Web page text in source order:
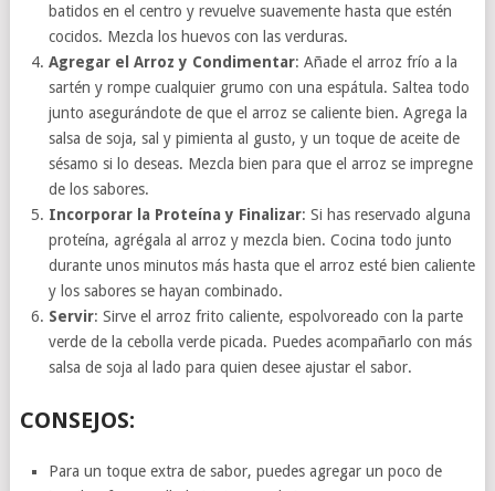
batidos en el centro y revuelve suavemente hasta que estén
cocidos. Mezcla los huevos con las verduras.
Agregar el Arroz y Condimentar: Añade el arroz frío a la
sartén y rompe cualquier grumo con una espátula. Saltea todo
junto asegurándote de que el arroz se caliente bien. Agrega la
salsa de soja, sal y pimienta al gusto, y un toque de aceite de
sésamo si lo deseas. Mezcla bien para que el arroz se impregne
de los sabores.
Incorporar la Proteína y Finalizar: Si has reservado alguna
proteína, agrégala al arroz y mezcla bien. Cocina todo junto
durante unos minutos más hasta que el arroz esté bien caliente
y los sabores se hayan combinado.
Servir: Sirve el arroz frito caliente, espolvoreado con la parte
verde de la cebolla verde picada. Puedes acompañarlo con más
salsa de soja al lado para quien desee ajustar el sabor.
CONSEJOS:
Para un toque extra de sabor, puedes agregar un poco de